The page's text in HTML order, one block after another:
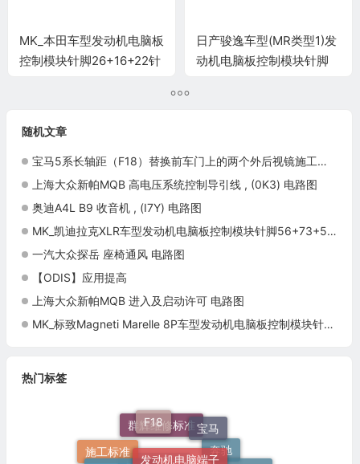
MK_本田车型发动机电脑板
控制模块针脚26+16+22针
日产骏逸车型(MR类型1)发
动机电脑板控制模块针脚
随机文章
宝马5系长轴距（F18）替换前车门上的两个外后视镜施工与复检标准
上海大众新帕MQB 高电压系统控制导引线 , (0K3) 电路图
奥迪A4L B9 收音机 , (I7Y) 电路图
MK_凯迪拉克XLR车型发动机电脑板控制模块针脚56+73+56针 端子图
一汽大众探岳 座椅通风 电路图
【ODIS】应用提高
上海大众新帕MQB 进入及启动许可 电路图
MK_标致Magneti Marelle 8P车型发动机电脑板控制模块针脚35针 端子图
热门标签
群辉维修标准
奔驰
施工标准
F18 宝马
电脑板端子
发动机电脑端子